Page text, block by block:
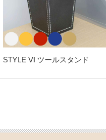
STYLE VI ツールスタンド